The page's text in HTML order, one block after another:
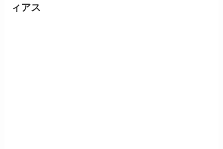
ィアス